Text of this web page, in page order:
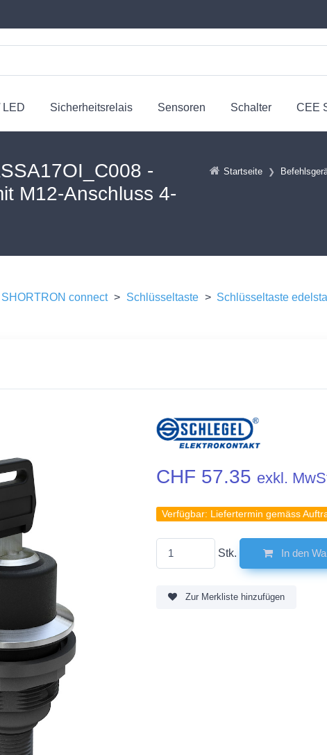
LED Sicherheitsrelais Sensoren Schalter CEE
Startseite
-
M12-Anschluss 4-
SHORTRON connect > Schlüsseltaste > Schlüsseltaste
CHF 57.35 exkl.
Verfügbar: Liefertermin gemäss
Stk. In den
Zur Merkliste hinzufügen